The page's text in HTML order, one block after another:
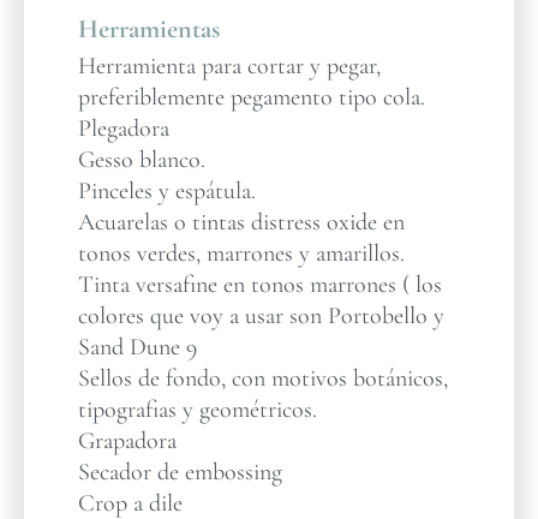
Herramientas
Herramienta para cortar y pegar,
preferiblemente pegamento tipo cola.
Plegadora
Gesso blanco.
Pinceles y espátula.
Acuarelas o tintas distress oxide en
tonos verdes, marrones y amarillos.
Tinta versafine en tonos marrones ( los
colores que voy a usar son Portobello y
Sand Dune 9
Sellos de fondo, con motivos botánicos,
tipografias y geométricos.
Grapadora
Secador de embossing
Crop a dile